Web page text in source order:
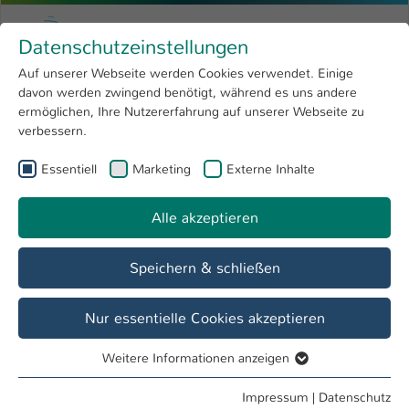
Menu
Forschung 4
Open submenu
Hochschule
International
Zum Hauptinhalt springen
Hochschule Kaiserslautern
Sie sind hier:
Suche
Personenverzeichnis
Studiengänge
Datenschutzeinstellungen
Auf unserer Webseite werden Cookies verwendet. Einige
davon werden zwingend benötigt, während es uns andere
ermöglichen, Ihre Nutzererfahrung auf unserer Webseite zu
verbessern.
Essentiell Marketing Externe Inhalte
Alle akzeptieren
Speichern & schließen
Nur essentielle Cookies akzeptieren
Essentielle Cookies werden für grundlegende Funktionen
Weitere Informationen anzeigen
Impressum | Datenschutz